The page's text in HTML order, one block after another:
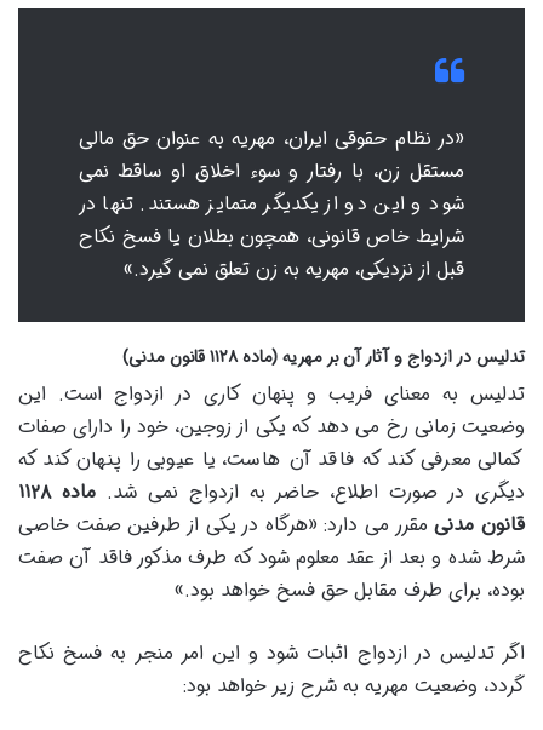
«در نظام حقوقی ایران، مهریه به عنوان حق مالی
مستقل زن، با رفتار و سوء اخلاق او ساقط نمی
شود و این دو از یکدیگر متمایز هستند. تنها در
شرایط خاص قانونی، همچون بطلان یا فسخ نکاح
قبل از نزدیکی، مهریه به زن تعلق نمی گیرد.»
تدلیس در ازدواج و آثار آن بر مهریه (ماده ۱۱۲۸ قانون مدنی)
تدلیس به معنای فریب و پنهان کاری در ازدواج است. این
وضعیت زمانی رخ می دهد که یکی از زوجین، خود را دارای صفات
کمالی معرفی کند که فاقد آن هاست، یا عیوبی را پنهان کند که
دیگری در صورت اطلاع، حاضر به ازدواج نمی شد.
ماده ۱۱۲۸
قانون مدنیمقرر می دارد: «هرگاه در یکی از طرفین صفت خاصی
شرط شده و بعد از عقد معلوم شود که طرف مذکور فاقد آن صفت
بوده، برای طرف مقابل حق فسخ خواهد بود.»
اگر تدلیس در ازدواج اثبات شود و این امر منجر به فسخ نکاح
گردد، وضعیت مهریه به شرح زیر خواهد بود: